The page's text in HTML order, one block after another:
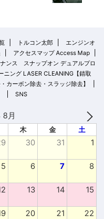
トルコン太郎
エンジンオ
アクセスマップ Access Map
ンス スナップオン デュアルプロ
ニング LASER CLEANING【錆取
カーボン除去・スラッジ除去】
SNS
月
木 金 土
30 31 1
5 6 7 8
13 14 15
20 21 22